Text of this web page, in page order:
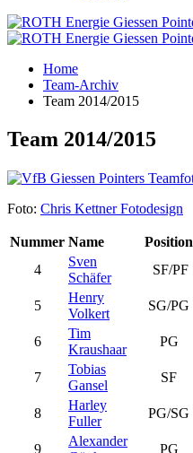
Home
Team-Archiv
Team 2014/2015
Team 2014/2015
Foto: Chris Kettner Fotodesign
Nummer Name Position
4
Sven
Schäfer
SF/PF
5
Henry
Volkert
SG/PG
6
Tim
Kraushaar
PG
7
Tobias
Gansel
SF
8
Harley
Fuller
PG/SG
9
Alexander
PG